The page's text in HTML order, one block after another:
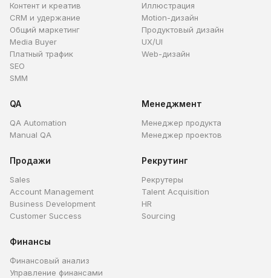
Контент и креатив
CRM и удержание
Общий маркетинг
Media Buyer
Платный трафик
SEO
SMM
Иллюстрация
Motion-дизайн
Продуктовый дизайн
UX/UI
Web-дизайн
QA
QA Automation
Manual QA
Менеджмент
Менеджер продукта
Менеджер проектов
Продажи
Sales
Account Management
Business Development
Customer Success
Рекрутинг
Рекрутеры
Talent Acquisition
HR
Sourcing
Финансы
Финансовый анализ
Управление финансами